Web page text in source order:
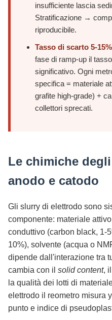
insufficiente lascia
Stratificazione →
riproducibile.
Tasso di scarto 5-
fase di ramp-up il
significativo. Ogni
specifica = materiale
grafite high-grade) +
collettori sprecati.
Le chimiche
anodo e catodo
Gli slurry di elettrodo sono
componente: materiale
conduttivo (carbon black, 1-
10%), solvente (acqua o
dipende dall'interazione tra
cambia con il solid content, il
la qualità dei lotti di
elettrodo il reometro misura
punto e indice di